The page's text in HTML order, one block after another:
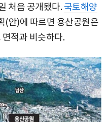
처음 공개됐다.국토해양
(안)에 따르면 용산공원은
적과 비슷하다.